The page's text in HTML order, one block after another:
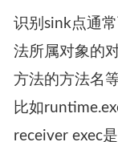
识别sink点通
法所属对象的
方法的方法名
比如
receiver exec